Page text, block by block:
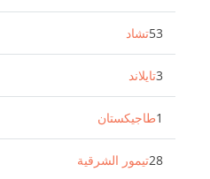
تشاد53
تايلاند3
طاجيكستان1
تيمور الشرقية28